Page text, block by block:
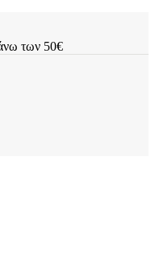
των 50€